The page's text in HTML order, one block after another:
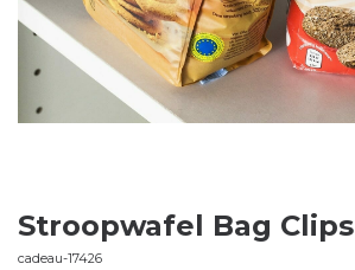
Stroopwafel Bag Clips
cadeau-17426